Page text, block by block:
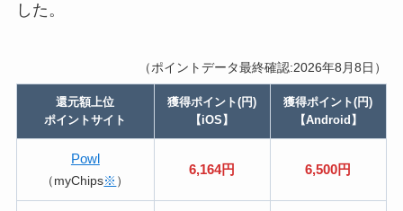
した。
（ポイントデータ最終確認:2026年8月8日）
還元額上位
ポイントサイト
獲得ポイント(円)
【iOS】
獲得ポイント(円)
【Android】
Powl
（myChips※ ）
6,164円 6,500円